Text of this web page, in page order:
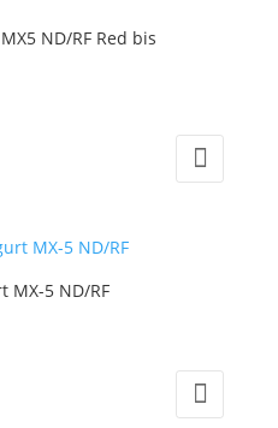
ND/RF Red bis
MX-5 ND/RF